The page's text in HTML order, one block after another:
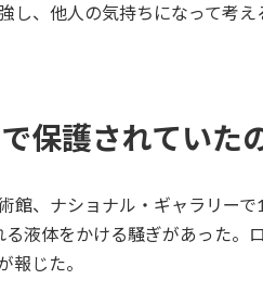
し、他人の気持ちになって考
保護されていた
館、ナショナル・ギャラリー
液体をかける騒ぎがあった
報じた。